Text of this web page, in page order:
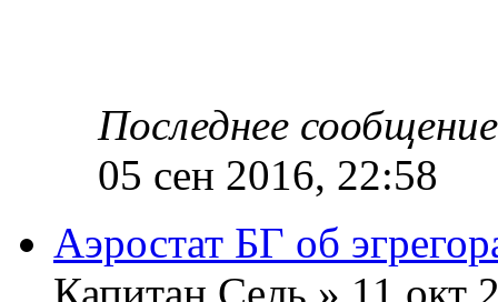
Последнее
05 сен 2016, 22:58
Аэростат БГ об
Капитан Сель » 11 окт